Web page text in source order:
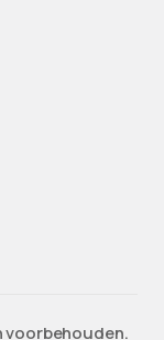
voorbehouden.